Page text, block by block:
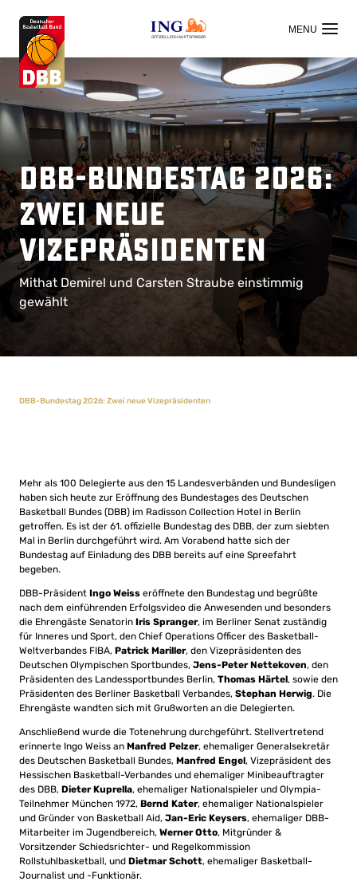
OFFIZIELLER HAUPTSPONSOR
DBB-Bundestag 2026:
Zwei neue
Vizepräsidenten
Mithat Demirel und Carsten Straube einstimmig
gewählt
DBB-Bundestag 2026: Zwei neue Vizepräsidenten
Mehr als 100 Delegierte aus den 15 Landesverbänden und Bundesligen
haben sich heute zur Eröffnung des Bundestages des Deutschen
Basketball Bundes (DBB) im Radisson Collection Hotel in Berlin
getroffen. Es ist der 61. offizielle Bundestag des DBB, der zum siebten
Mal in Berlin durchgeführt wird. Am Vorabend hatte sich der
Bundestag auf Einladung des DBB bereits auf eine Spreefahrt
begeben.
DBB-Präsident Ingo Weiss eröffnete den Bundestag und begrüßte
nach dem einführenden Erfolgsvideo die Anwesenden und besonders
die Ehrengäste Senatorin Iris Spranger, im Berliner Senat zuständig
für Inneres und Sport, den Chief Operations Officer des Basketball-
Weltverbandes FIBA, Patrick Mariller, den Vizepräsidenten des
Deutschen Olympischen Sportbundes, Jens-Peter Nettekoven, den
Präsidenten des Landessportbundes Berlin, Thomas Härtel, sowie den
Präsidenten des Berliner Basketball Verbandes, Stephan Herwig. Die
Ehrengäste wandten sich mit Grußworten an die Delegierten.
Anschließend wurde die Totenehrung durchgeführt. Stellvertretend
erinnerte Ingo Weiss an Manfred Pelzer, ehemaliger Generalsekretär
des Deutschen Basketball Bundes, Manfred Engel, Vizepräsident des
Hessischen Basketball-Verbandes und ehemaliger Minibeauftragter
des DBB, Dieter Kuprella, ehemaliger Nationalspieler und Olympia-
Teilnehmer München 1972, Bernd Kater, ehemaliger Nationalspieler
und Gründer von Basketball Aid, Jan-Eric Keysers, ehemaliger DBB-
Mitarbeiter im Jugendbereich, Werner Otto, Mitgründer &
Vorsitzender Schiedsrichter- und Regelkommission
Rollstuhlbasketball, und Dietmar Schott, ehemaliger Basketball-
Journalist und -Funktionär.